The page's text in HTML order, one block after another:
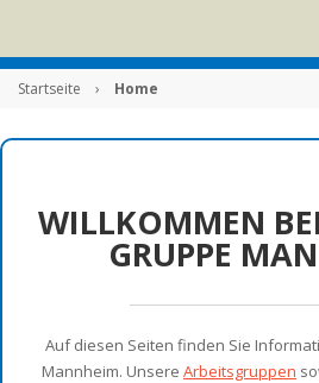
Startseite › Home
WILLKOMMEN
GRUPPE
Auf diesen Seiten finden Sie
Mannheim. Unsere Arbeitsgruppen